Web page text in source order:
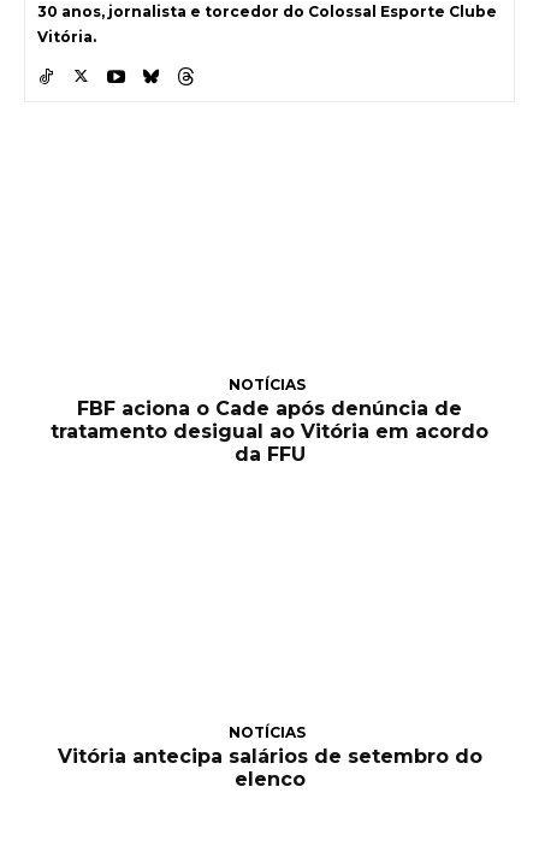
30 anos, jornalista e torcedor do Colossal Esporte Clube
Vitória.
NOTÍCIAS
FBF aciona o Cade após denúncia de
tratamento desigual ao Vitória em acordo
da FFU
NOTÍCIAS
Vitória antecipa salários de setembro do
elenco